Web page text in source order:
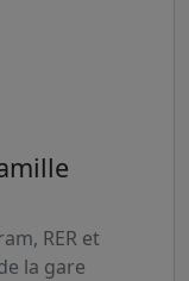
RER et
la gare